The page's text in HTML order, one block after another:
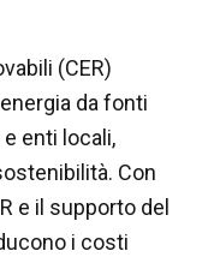
(CER)
da fonti
enti locali,
Con
e il supporto del
i costi